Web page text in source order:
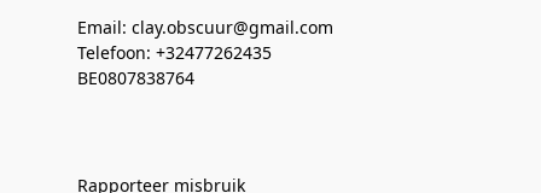
Email: clay.obscuur@gmail.com
Telefoon: +32477262435
BE0807838764
Rapporteer misbruik